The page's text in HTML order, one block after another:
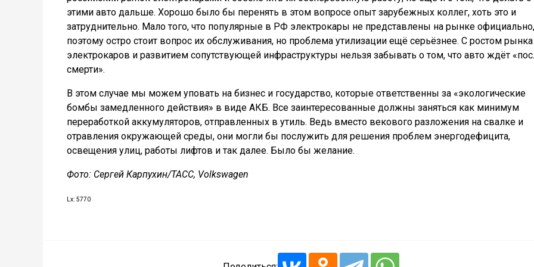
этими авто дальше. Хорошо было бы перенять в этом вопросе опыт зарубежных коллег, хоть это и
затруднительно. Мало того, что популярные в РФ электрокары не представлены на рынке официально,
поэтому остро стоит вопрос их обслуживания, но проблема утилизации ещё серьёзнее. С ростом рынка
электрокаров и развитием сопутствующей инфраструктуры нельзя забывать о том, что авто ждёт
смерти».
В этом случае мы можем уповать на бизнес и государство, которые ответственны за «экологические
бомбы замедленного действия» в виде АКБ. Все заинтересованные должны заняться как минимум
переработкой аккумуляторов, отправленных в утиль. Ведь вместо векового разложения на свалке и
отравления окружающей среды, они могли бы послужить для решения проблем энергодефицита,
освещения улиц, работы лифтов и так далее. Было бы желание.
Фото: Сергей Карпухин/ТАСС, Volkswagen
Lx: 5770